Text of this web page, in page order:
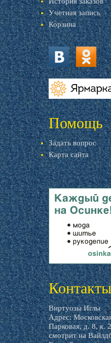
Учетная запись
Корзина
vk.com ok.ru
livemaster.ru
Помощь
Задать вопрос
Карта сайта
livemaster.ru
Контакты
Виртуозы Иглы
Адрес:
Парковая, д. 8, к.
смотрит на